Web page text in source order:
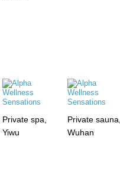
Private spa,
Yiwu
Private sauna,
Wuhan